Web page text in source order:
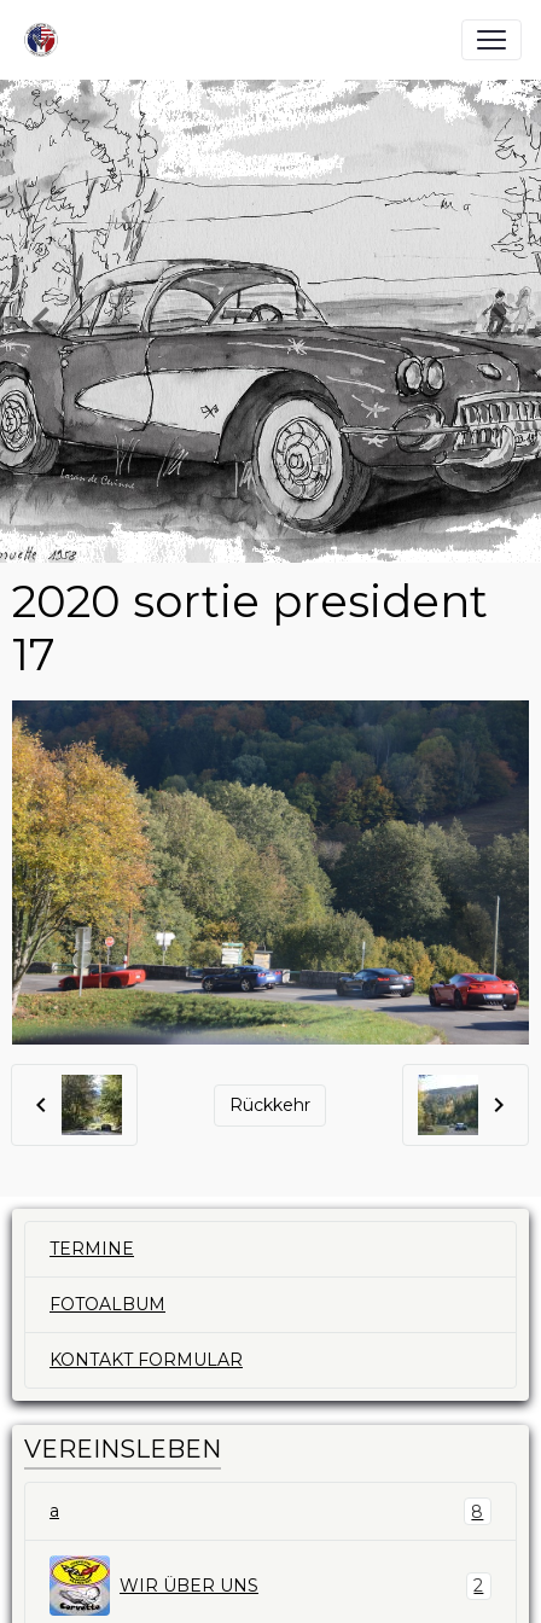
2020 sortie president
17
Rückkehr
TERMINE
FOTOALBUM
KONTAKT FORMULAR
VEREINSLEBEN
a 8
WIR ÜBER UNS 2